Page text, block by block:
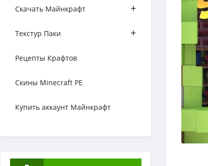
Скачать Майнкрафт +
Текстур Паки +
Рецепты Крафтов
Скины Minecraft PE
Купить аккаунт Майнкрафт